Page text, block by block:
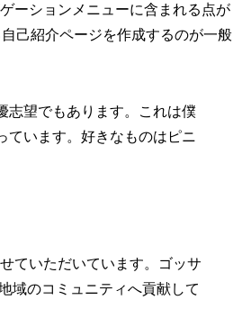
ーションメニューに含まれる点が
己紹介ページを作成するのが一般
志望でもあります。これは僕
ています。好きなものはピニ
ていただいています。ゴッサ
域のコミュニティへ貢献して